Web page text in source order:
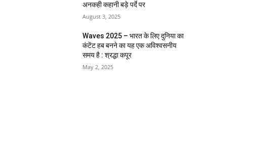
अनकही कहानी बड़े पर्दे पर
August 3, 2025
Waves 2025 – भारत के लिए दुनिया का
कंटेंट हब बनने का यह एक अविश्वसनीय
समय है : श्रद्धा कपूर
May 2, 2025